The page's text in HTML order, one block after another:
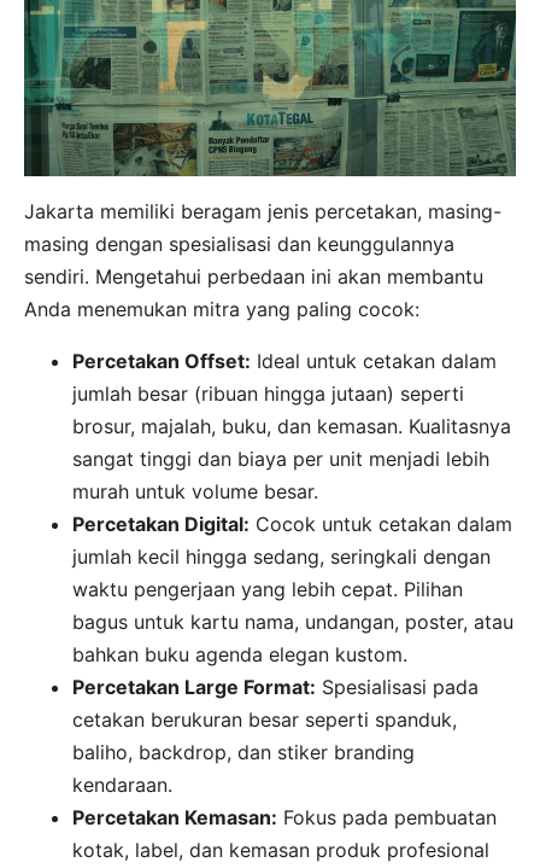
Jakarta memiliki beragam jenis percetakan, masing-
masing dengan spesialisasi dan keunggulannya
sendiri. Mengetahui perbedaan ini akan membantu
Anda menemukan mitra yang paling cocok:
Percetakan Offset: Ideal untuk cetakan dalam
jumlah besar (ribuan hingga jutaan) seperti
brosur, majalah, buku, dan kemasan. Kualitasnya
sangat tinggi dan biaya per unit menjadi lebih
murah untuk volume besar.
Percetakan Digital: Cocok untuk cetakan dalam
jumlah kecil hingga sedang, seringkali dengan
waktu pengerjaan yang lebih cepat. Pilihan
bagus untuk kartu nama, undangan, poster, atau
bahkan buku agenda elegan kustom.
Percetakan Large Format: Spesialisasi pada
cetakan berukuran besar seperti spanduk,
baliho, backdrop, dan stiker branding
kendaraan.
Percetakan Kemasan: Fokus pada pembuatan
kotak, label, dan kemasan produk profesional